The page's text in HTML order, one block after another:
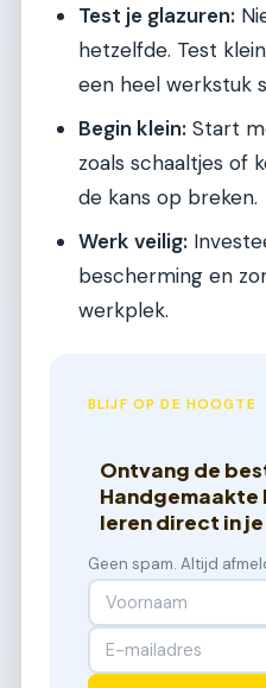
Test je glazuren:
hetzelfde. Test
een heel werkstuk
Begin klein: Start
zoals schaaltjes of
de kans op breken.
Werk veilig:
bescherming en
werkplek.
BLIJF OP DE HOOGTE
Ontvang de
Handgemaakte
leren direct in
Geen spam. Altijd